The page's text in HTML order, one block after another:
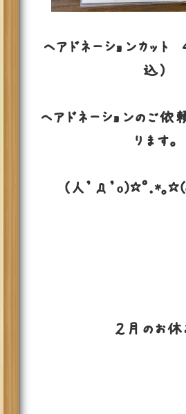
ヘアドネーションカット
込）
ヘアドネーションのご依
ります。
(人’д’o)☆ﾟ.*｡
２月のお休